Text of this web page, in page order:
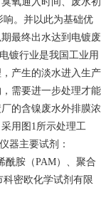
响。并以此为基础优
最终出水达到电镀废
镀行业是我国工业用
产生的淡水进入生产
需要进一步处理才能
的含镍废水外排膜浓
用图1所示处理工
器主要试剂：
酰胺（PAM）、聚合
科密欧化学试剂有限